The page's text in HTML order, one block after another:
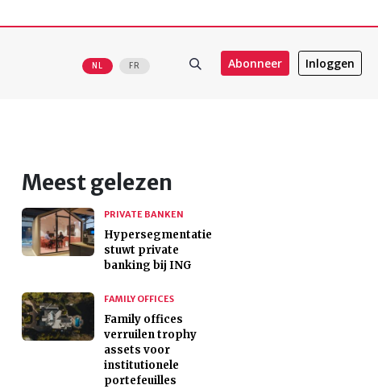
NL FR Abonneer Inloggen
Meest gelezen
PRIVATE BANKEN
Hypersegmentatie
stuwt private
banking bij ING
FAMILY OFFICES
Family offices
verruilen trophy
assets voor
institutionele
portefeuilles